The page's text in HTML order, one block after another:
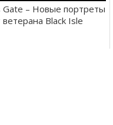
Gate – Новые портреты
ветерана Black Isle